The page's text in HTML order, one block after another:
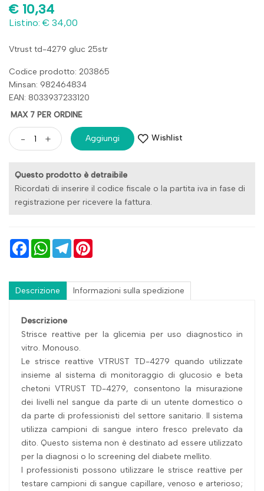
€ 10,34
Listino: € 34,00
Vtrust td-4279 gluc 25str
Codice prodotto: 203865
Minsan: 982464834
EAN: 8033937233120
MAX 7 PER ORDINE
- + Aggiungi Wishlist
Questo prodotto è detraibile
Ricordati di inserire il codice fiscale o la partita iva in fase di
registrazione per ricevere la fattura.
FacebookWhatsAppTelegram
Descrizione Informazioni sulla spedizione
Descrizione
Strisce reattive per la glicemia per uso diagnostico in
vitro. Monouso.
Le strisce reattive VTRUST TD-4279 quando utilizzate
insieme al sistema di monitoraggio di glucosio e beta
chetoni VTRUST TD-4279, consentono la misurazione
dei livelli nel sangue da parte di un utente domestico o
da parte di professionisti del settore sanitario. Il sistema
utilizza campioni di sangue intero fresco prelevato da
dito. Questo sistema non è destinato ad essere utilizzato
per la diagnosi o lo screening del diabete mellito.
I professionisti possono utilizzare le strisce reattive per
testare campioni di sangue capillare, venoso e arterioso;